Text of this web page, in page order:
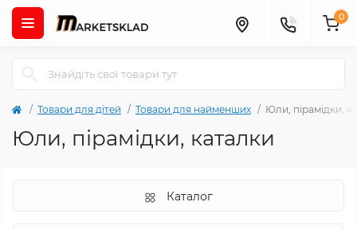
0
Товари для дітей Товари для найменших Юли, пірамідки,
Юли, пірамідки, каталки
Каталог